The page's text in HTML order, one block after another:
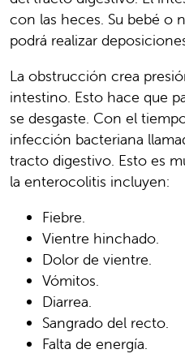
con las heces. Su bebé o
podrá realizar
La obstrucción crea
intestino. Esto hace que
se desgaste. Con el
infección bacteriana
tracto digestivo. Esto es
la enterocolitis incluyen:
Fiebre.
Vientre hinchado.
Dolor de vientre.
Vómitos.
Diarrea.
Sangrado del recto.
Falta de energía.